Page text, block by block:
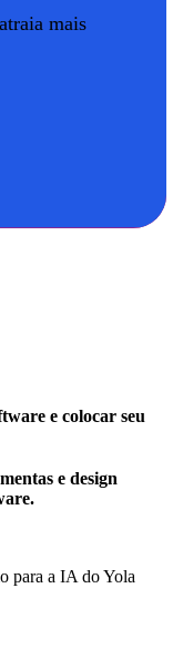
mais
e colocar seu
e design
para a IA do Yola